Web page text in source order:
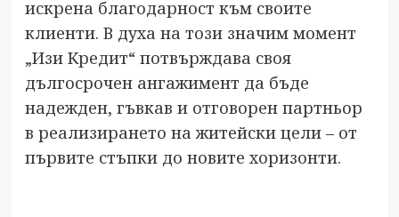
искрена благодарност към своите
клиенти. В духа на този значим момент
„Изи Кредит“ потвърждава своя
дългосрочен ангажимент да бъде
надежден, гъвкав и отговорен партньор
в реализирането на житейски цели – от
първите стъпки до новите хоризонти.